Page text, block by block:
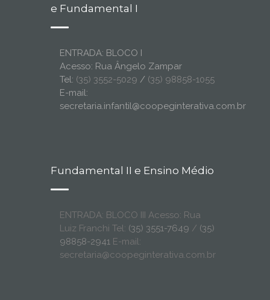
e Fundamental I
ENTRADA: BLOCO I
Acesso: Rua Ângelo Zampar
Tel: (35) 3552-5029 / (35) 98858-1055
E-mail:
secretaria.infantil@coopeginterativa.com.br
Fundamental II e Ensino Médio
ENTRADA: BLOCO III Acesso: Rua
Luiz Franchi Tel: (35) 3551-7649 / (35)
98858-2941 E-mail:
secretaria@coopeginterativa.com.br